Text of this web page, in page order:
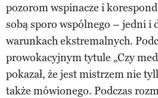
pozorom wspinacze i
sobą sporo wspólnego – jedni i
warunkach ekstremalnych.
prowokacyjnym tytule „Czy
pokazał, że jest mistrzem nie
także mówionego. Podczas